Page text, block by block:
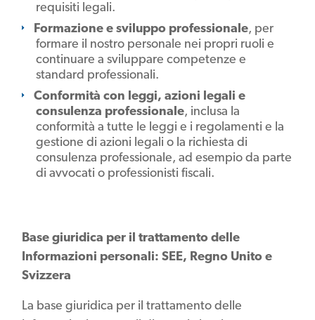
requisiti legali.
Formazione e sviluppo professionale, per
formare il nostro personale nei propri ruoli e
continuare a sviluppare competenze e
standard professionali.
Conformità con leggi, azioni legali e
consulenza professionale, inclusa la
conformità a tutte le leggi e i regolamenti e la
gestione di azioni legali o la richiesta di
consulenza professionale, ad esempio da parte
di avvocati o professionisti fiscali.
Base giuridica per il trattamento delle
Informazioni personali: SEE, Regno Unito e
Svizzera
La base giuridica per il trattamento delle